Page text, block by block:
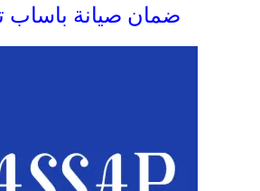
ضمان صيانة باساب